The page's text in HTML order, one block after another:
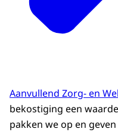
Aanvullend Zorg- en
bekostiging een
pakken we op en